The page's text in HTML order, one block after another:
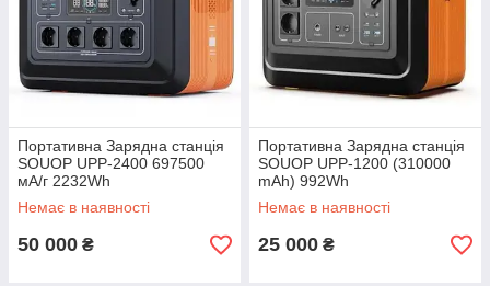
Портативна Зарядна станція
SOUOP UPP-2400 697500
мА/г 2232Wh
Немає в наявності
50 000 ₴
Портативна Зарядна станція
SOUOP UPP-1200 (310000
mAh) 992Wh
Немає в наявності
25 000 ₴